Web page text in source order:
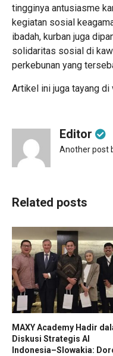
tingginya antusiasme
kegiatan sosial
ibadah, kurban juga
solidaritas sosial di
perkebunan yang
Artikel ini juga tayang di
Editor
Another post
Related posts
MAXY Academy Hadir
Diskusi Strategis AI
Indonesia–Slowakia: